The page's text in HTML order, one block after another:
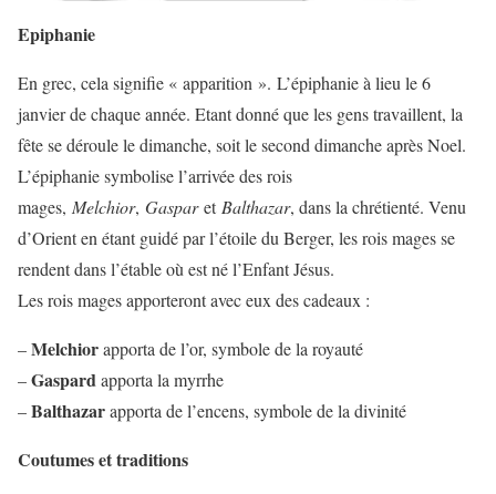
Epiphanie
En grec, cela signifie « apparition ». L’épiphanie à lieu le 6
janvier de chaque année. Etant donné que les gens travaillent, la
fête se déroule le dimanche, soit le second dimanche après Noel.
L’épiphanie symbolise l’arrivée des rois
mages, Melchior, Gasparet Balthazar, dans la chrétienté. Venu
d’Orient en étant guidé par l’étoile du Berger, les rois mages se
rendent dans l’étable où est né l’Enfant Jésus.
Les rois mages apporteront avec eux des cadeaux :
–Melchiorapporta de l’or, symbole de la royauté
–Gaspardapporta la myrrhe
–Balthazarapporta de l’encens, symbole de la divinité
Coutumes et traditions